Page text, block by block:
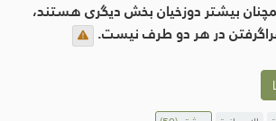
بیشتر دوزخیان بخش دیگری هستند،
در هر دو طرف نیست.